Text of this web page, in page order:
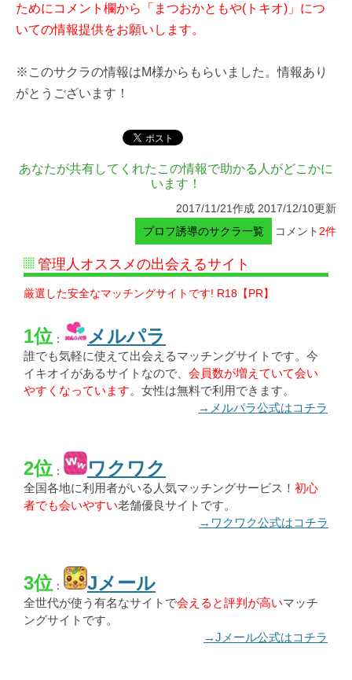
ためにコメント欄から「まつおかともや(トキオ)」につ
いての情報提供をお願いします。
※このサクラの情報はM様からもらいました。情報あり
がとうございます！
あなたが共有してくれたこの情報で助かる人がどこかに
います！
2017/11/21作成 2017/12/10更新
プロフ誘導のサクラ一覧
コメント 2件
管理人オススメの出会えるサイト
厳選した安全なマッチングサイトです! R18【PR】
1位 ： メルパラ
誰でも気軽に使えて出会えるマッチングサイトです。今
イキオイがあるサイトなので、 会員数が増えていて会い
やすくなっています。女性は無料で利用できます。
→メルパラ公式はコチラ
2位 ： ワクワク
全国各地に利用者がいる人気マッチングサービス！ 初心
者でも会いやすい老舗優良サイトです。
→ワクワク公式はコチラ
3位 ： Jメール
全世代が使う有名なサイトで会えると評判が高いマッチ
ングサイトです。
→Jメール公式はコチラ